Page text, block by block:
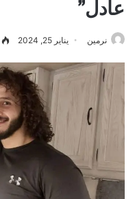
عادل”
نرمين يناير 25, 2024